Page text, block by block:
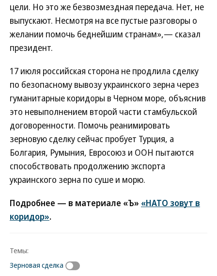
цели. Но это же безвозмездная передача. Нет, не
выпускают. Несмотря на все пустые разговоры о
желании помочь беднейшим странам»,— сказал
президент.
17 июля российская сторона не продлила сделку
по безопасному вывозу украинского зерна через
гуманитарные коридоры в Черном море, объяснив
это невыполнением второй части стамбульской
договоренности. Помочь реанимировать
зерновую сделку сейчас пробует Турция, а
Болгария, Румыния, Евросоюз и ООН пытаются
способствовать продолжению экспорта
украинского зерна по суше и морю.
Подробнее — в материале «Ъ» «НАТО зовут в
коридор».
Темы:
Зерновая сделка